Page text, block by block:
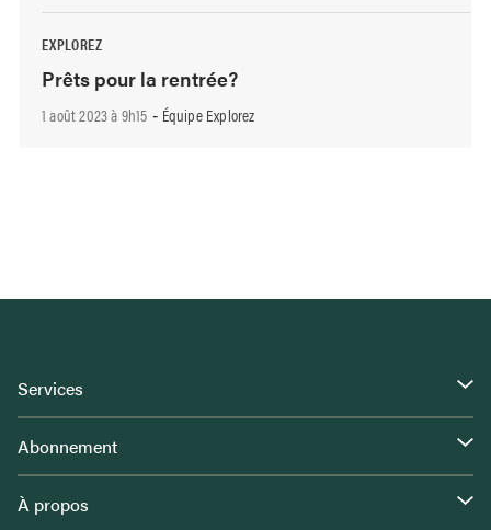
EXPLOREZ
Prêts pour la rentrée?
1 août 2023 à 9h15 - Équipe Explorez
Services
Abonnement
À propos